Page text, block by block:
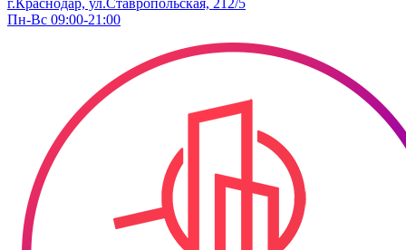
г.Краснодар, ул.Ставропольская, 212/5
Пн-Вс 09:00-21:00